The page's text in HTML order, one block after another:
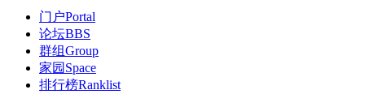
门户Portal
论坛BBS
群组Group
家园 Space
排行榜Ranklist